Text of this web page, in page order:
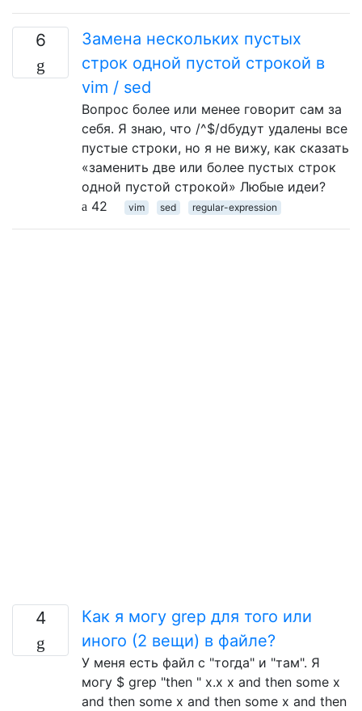
6
Замена нескольких пустых
строк одной пустой строкой в ​​
vim / sed
Вопрос более или менее говорит сам за
себя. Я знаю, что /^$/dбудут удалены все
пустые строки, но я не вижу, как сказать
«заменить две или более пустых строк
одной пустой строкой» Любые идеи?
42
vim sed regular-expression
4
Как я могу grep для того или
иного (2 вещи) в файле?
У меня есть файл с "тогда" и "там". Я
могу $ grep "then " x.x x and then some x
and then some x and then some x and then